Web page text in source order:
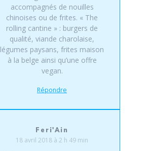
accompagnés de nouilles
chinoises ou de frites. « The
rolling cantine » : burgers de
qualité, viande charolaise,
légumes paysans, frites maison
à la belge ainsi qu’une offre
vegan.
Répondre
Feri'Ain
18 avril 2018 à 2 h 49 min